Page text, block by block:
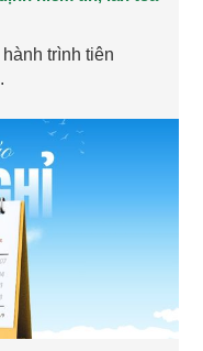
trình tiên